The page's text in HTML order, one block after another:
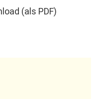
(als PDF)